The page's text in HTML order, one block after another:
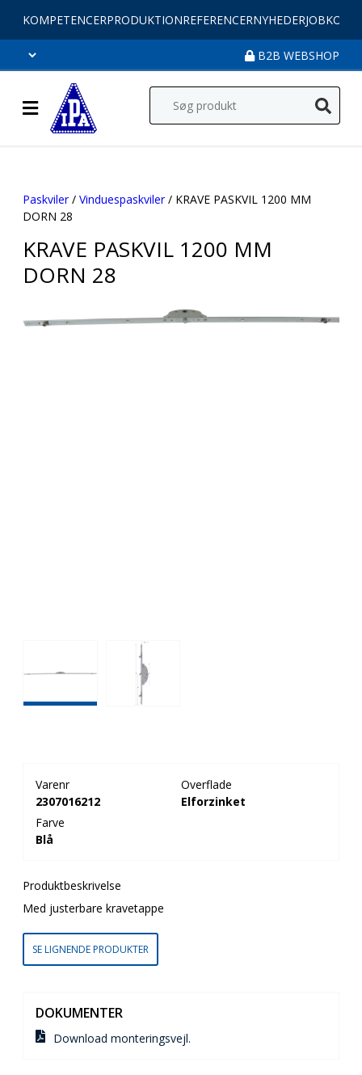
KOMPETENCERPRODUKTIONREFERENCERNYHEDERJOB
B2B WEBSHOP
Paskviler/ Vinduespaskviler/ KRAVE PASKVIL 1200 MM
DORN 28
KRAVE PASKVIL 1200 MM
DORN 28
Varenr
2307016212
Overflade
Elforzinket
Farve
Blå
Produktbeskrivelse
Med justerbare kravetappe
SE LIGNENDE PRODUKTER
DOKUMENTER
Download monteringsvejl.